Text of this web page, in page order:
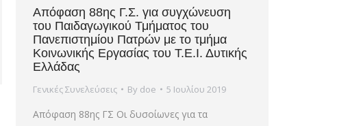
Απόφαση 88ης Γ.Σ. για συγχώνευση
του Παιδαγωγικού Τμήματος του
Πανεπιστημίου Πατρών με το τμήμα
Κοινωνικής Εργασίας του Τ.Ε.Ι. Δυτικής
Ελλάδας
Γενικές Συνελεύσεις By doe 5 Ιουλίου 2019
Απόφαση 88ης ΓΣ Οι δυσοίωνες για τα